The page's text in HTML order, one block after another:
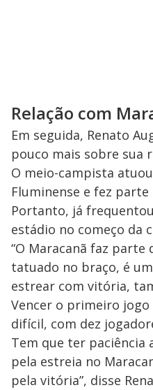
Relação com
Em seguida, Renato
pouco mais sobre sua
O meio-campista
Fluminense e fez
Portanto, já
estádio no começo da
“O Maracanã faz parte
tatuado no braço, é
estrear com vitória,
Vencer o primeiro
difícil, com dez
Tem que ter paciência
pela estreia no
pela vitória”, disse